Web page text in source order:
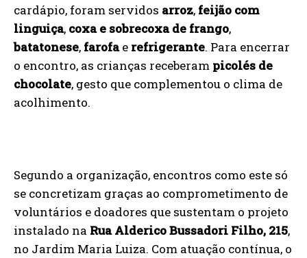
cardápio, foram servidos arroz, feijão com
linguiça, coxa e sobrecoxa de frango,
batatonese, farofae refrigerante. Para encerrar
o encontro, as crianças receberam picolés de
chocolate, gesto que complementou o clima de
acolhimento.
Segundo a organização, encontros como este só
se concretizam graças ao comprometimento de
voluntários e doadores que sustentam o projeto
instalado na Rua Alderico Bussadori Filho, 215,
no Jardim Maria Luiza. Com atuação contínua, o